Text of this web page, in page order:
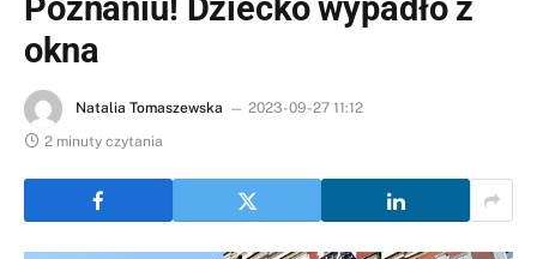
Poznaniu! Dziecko wypadło z
okna
Natalia Tomaszewska
2023-09-27 11:12
2 minuty czytania